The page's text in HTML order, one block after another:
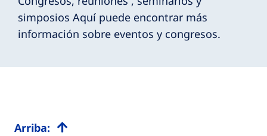
simposios Aquí puede encontrar más
información sobre eventos y congresos.
Arriba: